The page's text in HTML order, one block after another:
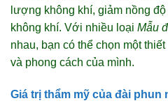
lượng không khí, giảm nồng
không khí. Với nhiều loại Mẫu
nhau, bạn có thể chọn một
và phong cách của mình.
Giá trị thẩm mỹ của đài phun